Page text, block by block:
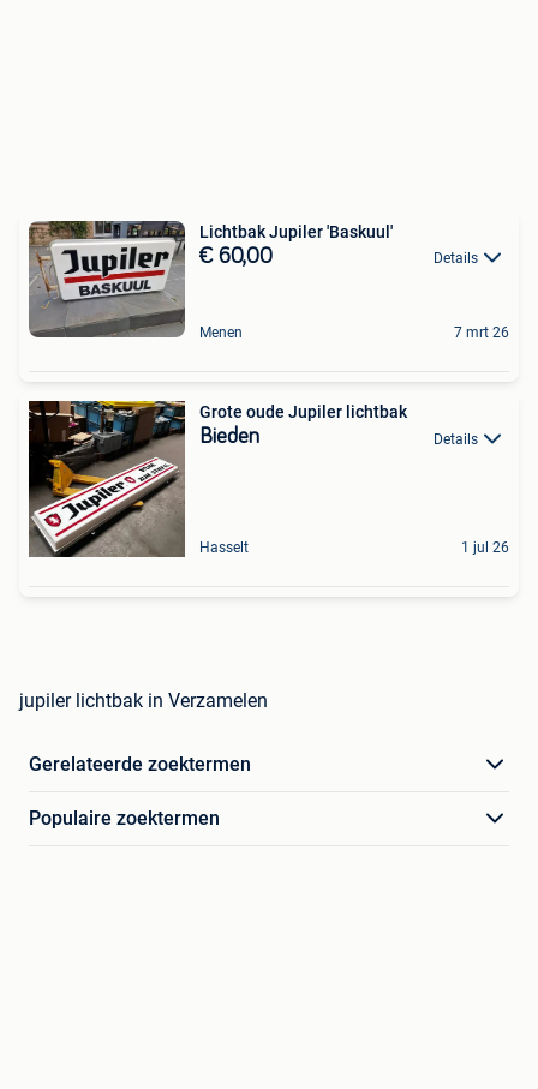
Lichtbak Jupiler 'Baskuul'
€ 60,00 Details
Menen 7 mrt 26
Grote oude Jupiler lichtbak
Bieden Details
Hasselt 1 jul 26
jupiler lichtbak in Verzamelen
Gerelateerde zoektermen
Populaire zoektermen